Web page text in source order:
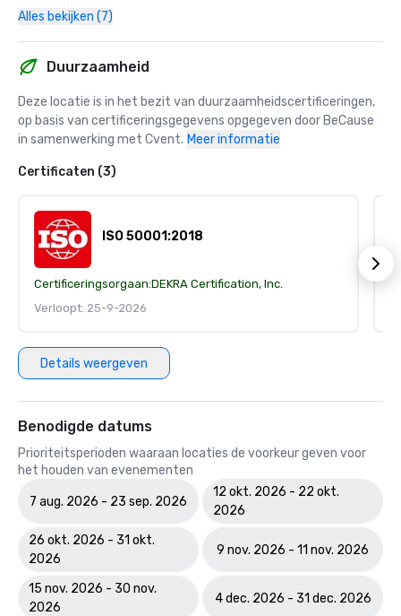
Alles bekijken (7)
Duurzaamheid
Deze locatie is in het bezit van duurzaamheidscertificeringen,
op basis van certificeringsgegevens opgegeven door BeCause
in samenwerking met Cvent. Meer informatie
Certificaten (3)
ISO 50001:2018
Certificeringsorgaan:DEKRA Certification, Inc.
Verloopt: 25-9-2026
Details weergeven
Benodigde datums
Prioriteitsperioden waaraan locaties de voorkeur geven voor
het houden van evenementen
7 aug. 2026 - 23 sep. 2026
12 okt. 2026 - 22 okt.
2026
26 okt. 2026 - 31 okt.
2026
9 nov. 2026 - 11 nov. 2026
15 nov. 2026 - 30 nov.
2026
4 dec. 2026 - 31 dec. 2026